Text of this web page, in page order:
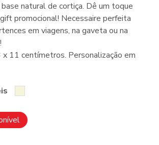
natural de cortiça. Dê um toque
promocional! Necessaire perfeita
em viagens, na gaveta ou na
11 centímetros. Personalização em